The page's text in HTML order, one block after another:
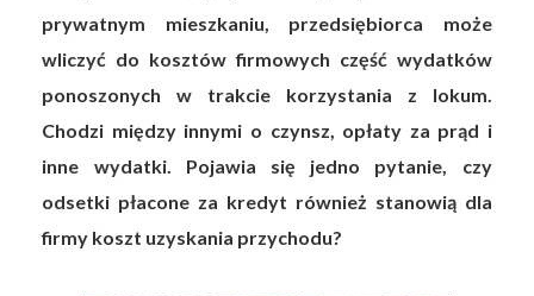
prywatnym mieszkaniu, przedsiębiorca może
wliczyć do kosztów firmowych część wydatków
ponoszonych w trakcie korzystania z lokum.
Chodzi między innymi o czynsz, opłaty za prąd i
inne wydatki. Pojawia się jedno pytanie, czy
odsetki płacone za kredyt również stanowią dla
firmy koszt uzyskania przychodu?